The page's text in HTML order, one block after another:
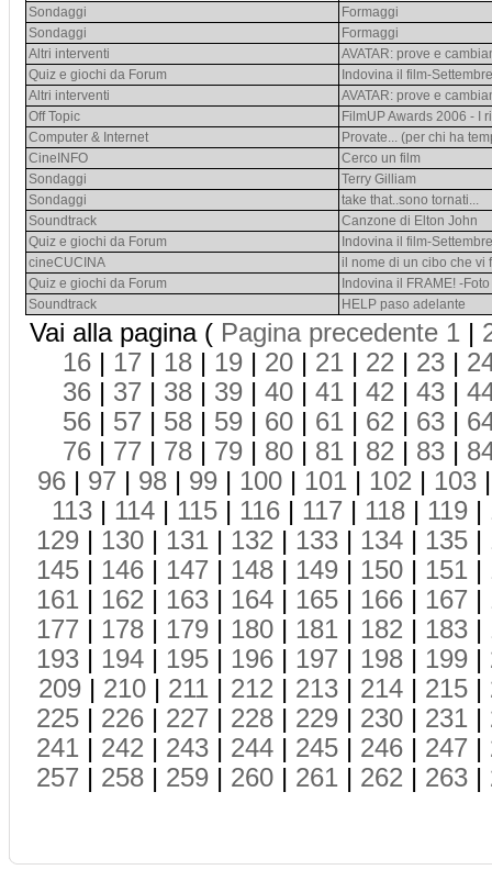
Sondaggi
Formaggi
Sondaggi
Formaggi
Altri interventi
AVATAR: prove e
Quiz e giochi da Forum
Indovina il film-
Altri interventi
AVATAR: prove e
Off Topic
FilmUP Awards 2006 - I
Computer & Internet
Provate... (per chi ha
CineINFO
Cerco un film
Sondaggi
Terry Gilliam
Sondaggi
take that..sono tornati...
Soundtrack
Canzone di Elton John
Quiz e giochi da Forum
Indovina il film-
cineCUCINA
il nome di un cibo che vi
Quiz e giochi da Forum
Indovina il FRAME! -
Soundtrack
HELP paso adelante
Vai alla pagina ( Pagina precedente 1 |
16 | 17 | 18 | 19 | 20 | 21 | 22 | 23 |
36 | 37 | 38 | 39 | 40 | 41 | 42 | 43 |
56 | 57 | 58 | 59 | 60 | 61 | 62 | 63 |
76 | 77 | 78 | 79 | 80 | 81 | 82 | 83 |
96 | 97 | 98 | 99 | 100 | 101 | 102 | 103
113 | 114 | 115 | 116 | 117 | 118 | 119 |
129 | 130 | 131 | 132 | 133 | 134 | 135 |
145 | 146 | 147 | 148 | 149 | 150 | 151 |
161 | 162 | 163 | 164 | 165 | 166 | 167 |
177 | 178 | 179 | 180 | 181 | 182 | 183 |
193 | 194 | 195 | 196 | 197 | 198 | 199 |
209 | 210 | 211 | 212 | 213 | 214 | 215 |
225 | 226 | 227 | 228 | 229 | 230 | 231 |
241 | 242 | 243 | 244 | 245 | 246 | 247 |
257 | 258 | 259 | 260 | 261 | 262 | 263 |